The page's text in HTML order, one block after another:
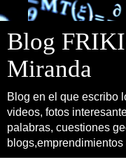
Blog
Miranda
Blog en el que escribo
videos, fotos
palabras, cuestiones